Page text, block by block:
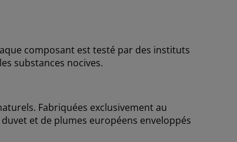
composant est testé par des instituts
substances nocives.
Fabriquées exclusivement au
et de plumes européens enveloppés